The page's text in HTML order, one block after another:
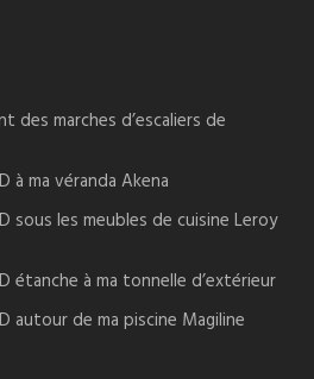
des marches d’escaliers de
à ma véranda Akena
sous les meubles de cuisine Leroy
étanche à ma tonnelle d’extérieur
autour de ma piscine Magiline